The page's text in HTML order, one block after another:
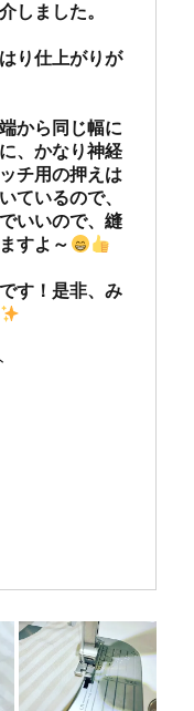
しました。
り仕上がりが
から同じ幅に
、かなり神経
チ用の押えは
ているので、
いいので、縫
すよ～
す！是非、み